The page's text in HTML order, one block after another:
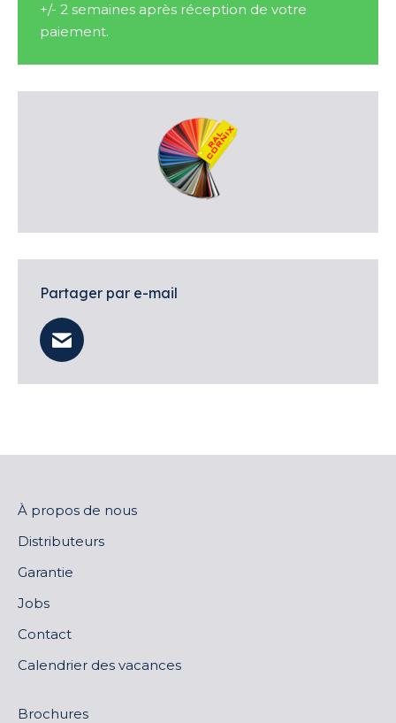
+/- 2 semaines après réception de votre
paiement.
Partager par e-mail
À propos de nous
Distributeurs
Garantie
Jobs
Contact
Calendrier des vacances
Brochures